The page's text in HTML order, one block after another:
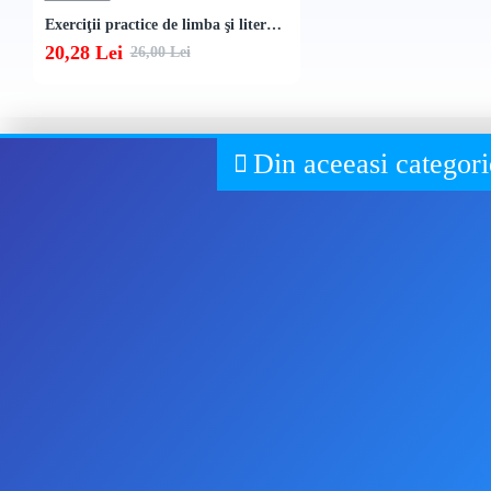
Exerciţii practice de limba şi literatura română. Caiet de lucru. Clasa a VIII-a
20,28 Lei 26,00 Lei
Din aceeasi